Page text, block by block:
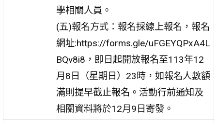
學相關人員。
(五)報名方式：報名採線上報名，報名
網址:https://forms.gle/uFGEYQPxA4L
BQv8i8，即日起開放報名至113年12
月8日（星期日）23時，如報名人數額
滿則提早截止報名。活動行前通知及
相關資料將於12月9日寄發。